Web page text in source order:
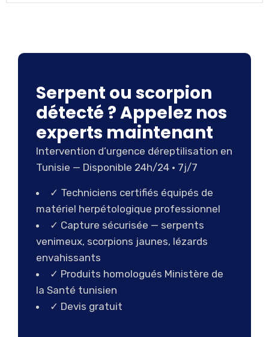
Serpent ou scorpion
détecté ? Appelez nos
experts maintenant
Intervention d’urgence déreptilisation en
Tunisie — Disponible 24h/24 · 7j/7
✓ Techniciens certifiés équipés de
matériel herpétologique professionnel
✓ Capture sécurisée — serpents
venimeux, scorpions jaunes, lézards
envahissants
✓ Produits homologués Ministère de
la Santé tunisien
✓ Devis gratuit